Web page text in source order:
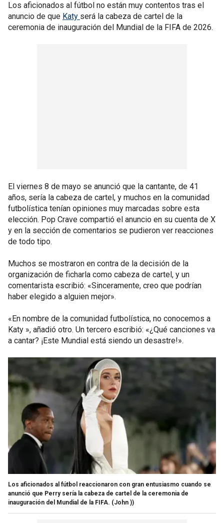
Los aficionados al fútbol no están muy contentos tras el
anuncio de que Katy será la cabeza de cartel de la
ceremonia de inauguración del Mundial de la FIFA de 2026.
El viernes 8 de mayo se anunció que la cantante, de 41
años, sería la cabeza de cartel, y muchos en la comunidad
futbolística tenían opiniones muy marcadas sobre esta
elección. Pop Crave compartió el anuncio en su cuenta de X
y en la sección de comentarios se pudieron ver reacciones
de todo tipo.
Muchos se mostraron en contra de la decisión de la
organización de ficharla como cabeza de cartel, y un
comentarista escribió: «Sinceramente, creo que podrían
haber elegido a alguien mejor».
«En nombre de la comunidad futbolística, no conocemos a
Katy », añadió otro. Un tercero escribió: «¿Qué canciones va
a cantar? ¡Este Mundial está siendo un desastre!».
Los aficionados al fútbol reaccionaron con gran entusiasmo cuando se
anunció que Perry sería la cabeza de cartel de la ceremonia de
inauguración del Mundial de la FIFA. (John ))